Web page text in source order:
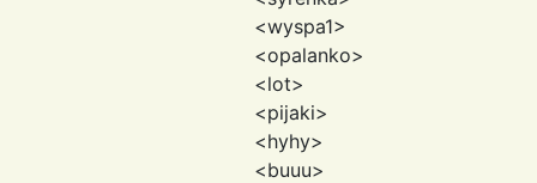
<wyspa1>
<opalanko>
<lot>
<pijaki>
<hyhy>
<buuu>